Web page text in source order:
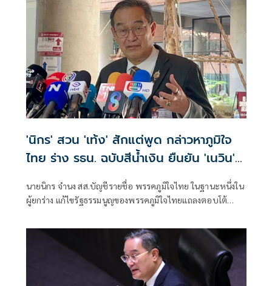
'นิกร' สวน 'เท้ง' สักแต่พูด กล่าวหาภูมิใจ
ไทย ร่าง รธน. ฉบับสีน้ำเงิน ยืนยัน 'เนวิน'
นายนิกร จำนง สส.บัญชีรายชื่อ พรรคภูมิใจไทย ในฐานะหนึ่งใน
ผู้ยกร่าง แก้ไขรัฐธรรมนูญของพรรคภูมิใจไทยแถลงตอบโต้
จากพรรคฝ่ายค้าน ซึ่งจริงๆแล้วน่าจะเดินคนละเส้นทาง